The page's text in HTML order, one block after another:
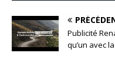
Publicité
qu’un avec